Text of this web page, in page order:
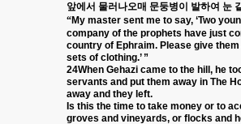
앞에서 물러나오매 문둥병이 발하여 눈
“My master sent me to say, ‘Two
company of the prophets have just
country of Ephraim. Please give
sets of clothing.’ ”
24When Gehazi came to the hill, he
servants and put them away in The
away and they left.
Is this the time to take money or to
groves and vineyards, or flocks and